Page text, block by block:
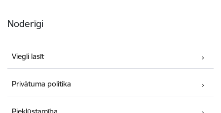
Noderīgi
Viegli lasīt
Privātuma politika